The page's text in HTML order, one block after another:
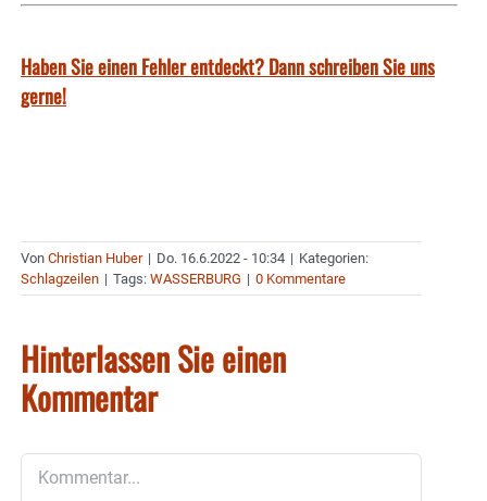
Haben Sie einen Fehler entdeckt? Dann schreiben Sie uns
gerne!
Von Christian Huber | Do. 16.6.2022 - 10:34 | Kategorien:
Schlagzeilen | Tags: WASSERBURG | 0 Kommentare
Hinterlassen Sie einen
Kommentar